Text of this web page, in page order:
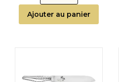
Ajouter au panier